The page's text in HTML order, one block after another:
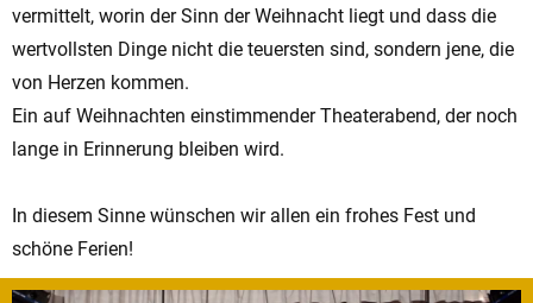
vermittelt, worin der Sinn der Weihnacht liegt und dass die
wertvollsten Dinge nicht die teuersten sind, sondern jene, die
von Herzen kommen.
Ein auf Weihnachten einstimmender Theaterabend, der noch
lange in Erinnerung bleiben wird.
In diesem Sinne wünschen wir allen ein frohes Fest und
schöne Ferien!